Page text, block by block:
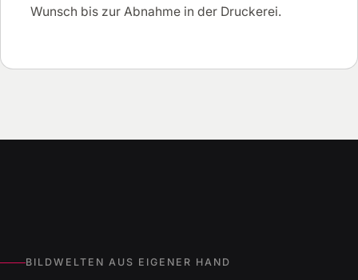
Wunsch bis zur Abnahme in der Druckerei.
BILDWELTEN AUS EIGENER HAND